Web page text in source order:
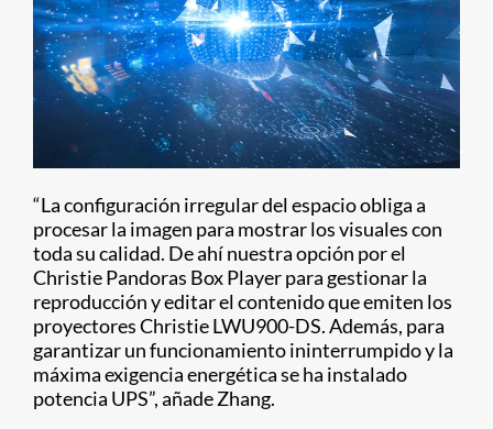
“La configuración irregular del espacio obliga a
procesar la imagen para mostrar los visuales con
toda su calidad. De ahí nuestra opción por el
Christie Pandoras Box Player para gestionar la
reproducción y editar el contenido que emiten los
proyectores Christie LWU900-DS. Además, para
garantizar un funcionamiento ininterrumpido y la
máxima exigencia energética se ha instalado
potencia UPS”, añade Zhang.